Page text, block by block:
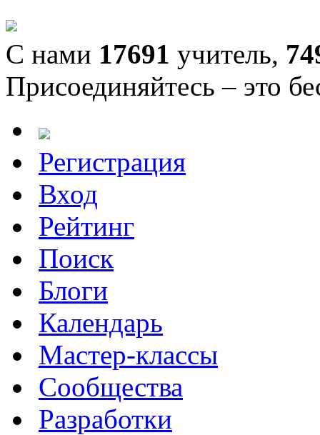
С нами 17691 учитель,
Присоединяйтесь – это
Регистрация
Вход
Рейтинг
Поиск
Блоги
Календарь
Мастер-классы
Сообщества
Разработки